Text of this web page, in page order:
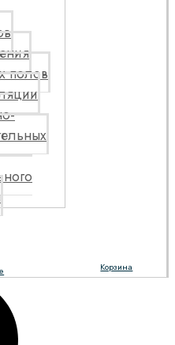
полов
Корзина